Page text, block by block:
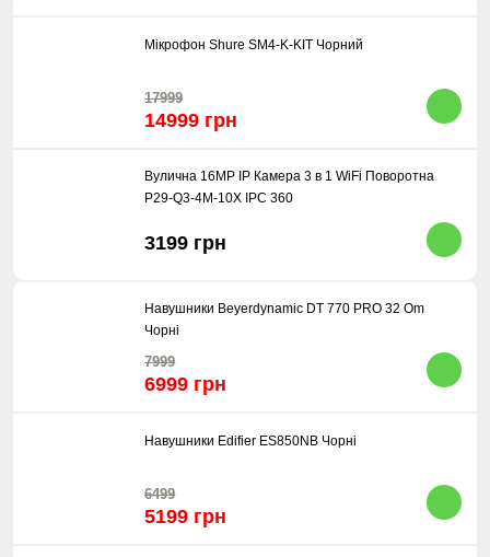
Мікрофон Shure SM4-K-KIT Чорний
17999
14999 грн
Вулична 16MP IP Камера 3 в 1 WiFi Поворотна
P29-Q3-4M-10X IPC 360
3199 грн
Навушники Beyerdynamic DT 770 PRO 32 Om
Чорні
7999
6999 грн
Навушники Edifier ES850NB Чорні
6499
5199 грн